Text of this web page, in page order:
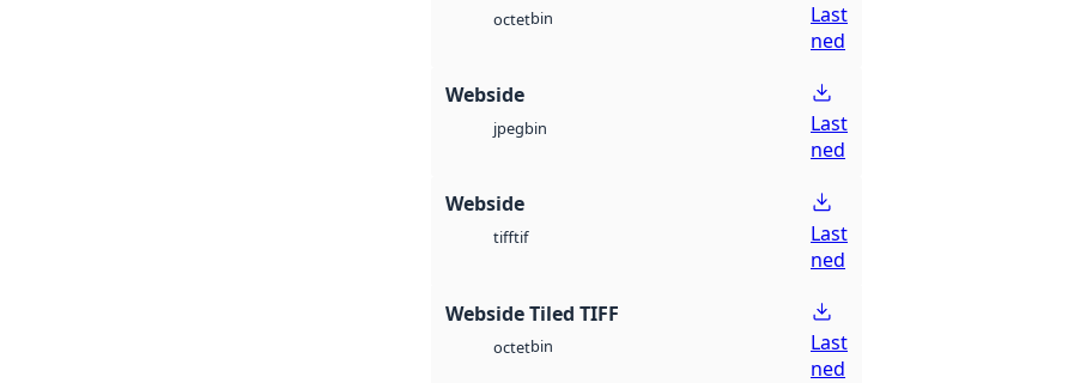
octetbin
Last
ned
Webside
jpegbin
Last
ned
Webside
tifftif
Last
ned
Webside Tiled TIFF
octetbin
Last
ned